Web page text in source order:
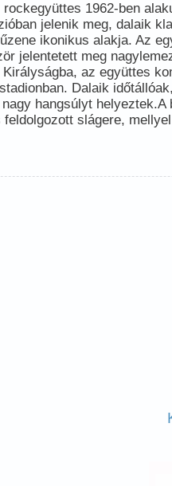
1962-ben
jelenik meg, dalaik
ikonikus alakja. Az
jelentetett meg
az együttes
Dalaik
hangsúlyt
slágere,